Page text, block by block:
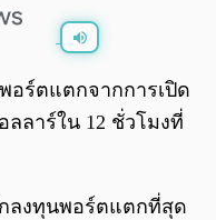
อร์ตแตกจากการเปิด
ลลาร์ใน 12 ชั่วโมงที่
ลงทุนพอร์ตแตกที่สุด